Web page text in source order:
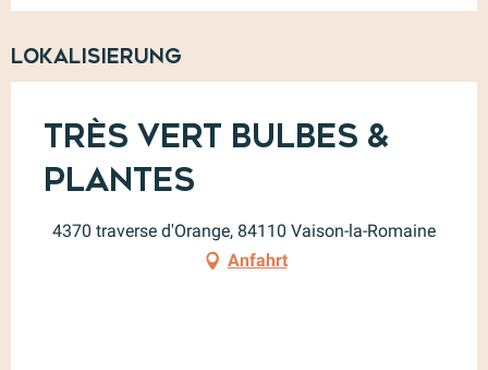
Lokalisierung
Très Vert Bulbes &
Plantes
4370 traverse d'Orange, 84110 Vaison-la-Romaine
Anfahrt